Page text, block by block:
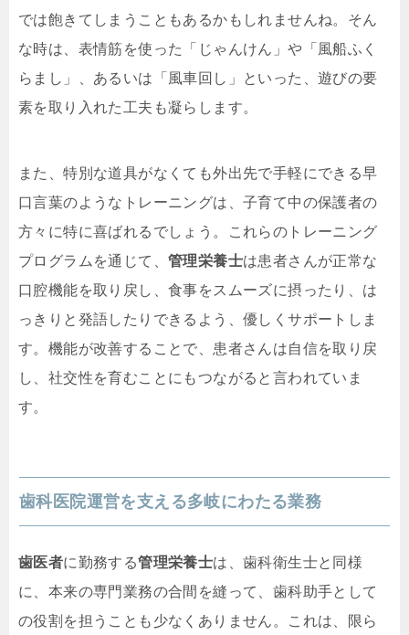
では飽きてしまうこともあるかもしれませんね。そん
な時は、表情筋を使った「じゃんけん」や「風船ふく
らまし」、あるいは「風車回し」といった、遊びの要
素を取り入れた工夫も凝らします。
また、特別な道具がなくても外出先で手軽にできる早
口言葉のようなトレーニングは、子育て中の保護者の
方々に特に喜ばれるでしょう。これらのトレーニング
プログラムを通じて、 管理栄養士は患者さんが正常な
口腔機能を取り戻し、食事をスムーズに摂ったり、は
っきりと発語したりできるよう、優しくサポートしま
す。機能が改善することで、患者さんは自信を取り戻
し、社交性を育むことにもつながると言われていま
す。
歯科医院運営を支える多岐にわたる業務
歯医者に勤務する管理栄養士は、歯科衛生士と同様
に、本来の専門業務の合間を縫って、歯科助手として
の役割を担うことも少なくありません。これは、限ら